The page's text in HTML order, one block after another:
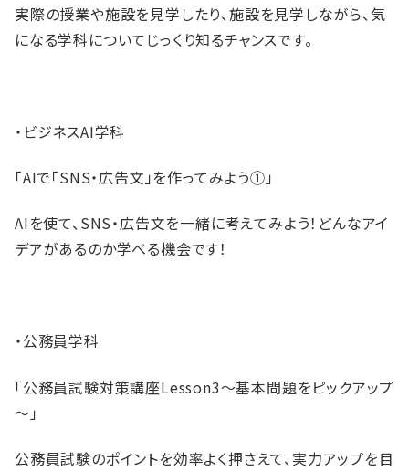
実際の授業や施設を見学したり、施設を見学しながら、気
になる学科についてじっくり知るチャンスです。
・ビジネスAI学科
「AIで「SNS・広告文」を作ってみよう①」
AIを使て、SNS・広告文を一緒に考えてみよう！どんなアイ
デアがあるのか学べる機会です！
・公務員学科
「公務員試験対策講座Lesson3～基本問題をピックアップ
～」
公務員試験のポイントを効率よく押さえて、実力アップを目